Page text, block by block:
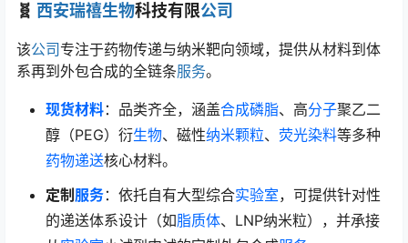
🧬 西安瑞禧生物科技有限公司
该公司专注于药物传递与纳米靶向领域，提供从材料到体
系再到外包合成的全链条服务。
现货材料：品类齐全，涵盖合成磷脂、高分子聚乙二
醇（PEG）衍生物、磁性纳米颗粒、 荧光染料等多种
药物递送核心材料。
定制 服务：依托自有大型综合实验室，可提供针对性
的递送体系设计（如脂质体、LNP纳米粒），并承接